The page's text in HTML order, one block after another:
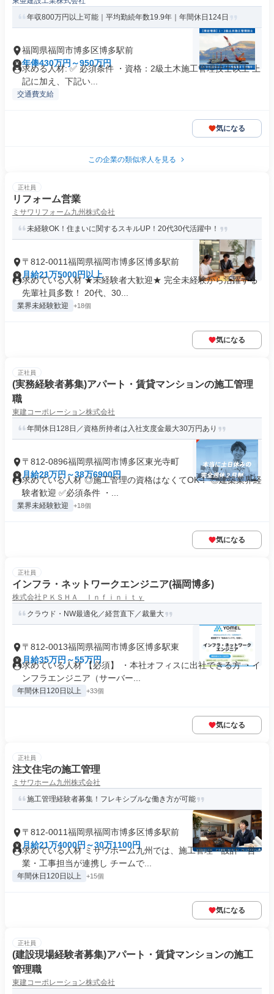
年収800万円以上可能｜平均勤続年数19.9年｜年間休日124日
福岡県福岡市博多区博多駅前
年俸430万円～950万円
求める人材: ✅ 必須条件 ・資格：2級土木施工管理技士以上 上
記に加え、下記い...
交通費支給
気になる
この企業の類似求人を見る
正社員
リフォーム営業
ミサワリフォーム九州株式会社
未経験OK！住まいに関するスキルUP！20代30代活躍中！
〒812-0011福岡県福岡市博多区博多駅前
月給21万5000円以上
求めている人材 ★未経験者大歓迎★ 完全未経験から活躍する
先輩社員多数！ 20代、30...
業界未経験歓迎 +18個
気になる
正社員
(実務経験者募集)アパート・賃貸マンションの施工管理
職
東建コーポレーション株式会社
年間休日128日／資格所持者は入社支度金最大30万円あり
〒812-0896福岡県福岡市博多区東光寺町
月給28万円～38万6900円
求めている人材 ◎施工管理の資格はなくてOK！ ◎建築業界経
験者歓迎 ✅必須条件 ・...
業界未経験歓迎 +18個
気になる
正社員
インフラ・ネットワークエンジニア(福岡博多)
株式会社ＰＫＳＨＡ Ｉｎｆｉｎｉｔｙ
クラウド・NW最適化／経営直下／裁量大
〒812-0013福岡県福岡市博多区博多駅東
月給35万円～55万円
求めている人材 【必須】 ・本社オフィスに出社できる方 ・イ
ンフラエンジニア（サーバー...
年間休日120日以上 +33個
気になる
正社員
注文住宅の施工管理
ミサワホーム九州株式会社
施工管理経験者募集！フレキシブルな働き方が可能
〒812-0011福岡県福岡市博多区博多駅前
月給21万4000円～30万1100円
求めている人材 ミサワホーム九州では、施工管理・設計・営
業・工事担当が連携し チームで...
年間休日120日以上 +15個
気になる
正社員
(建設現場経験者募集)アパート・賃貸マンションの施工
管理職
東建コーポレーション株式会社